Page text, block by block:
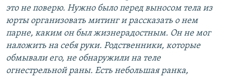
это не поверю. Нужно было перед выносом тела из
юрты организовать митинг и рассказать о нем
парне, каким он был жизнерадостным. Он не мог
наложить на себя руки. Родственники, которые
обмывали его, не обнаружили на теле
огнестрельной раны. Есть небольшая ранка,